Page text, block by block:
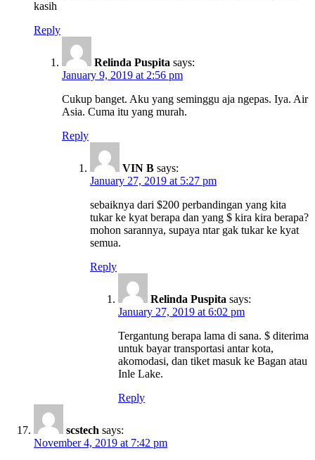
kasih
Reply
Relinda Puspita says:
January 9, 2019 at 2:56 pm
Cukup banget. Aku yang seminggu aja ngepas. Iya. Air
Asia. Cuma itu yang murah.
Reply
VIN B says:
January 27, 2019 at 5:27 pm
sebaiknya dari $200 perbandingan yang kita
tukar ke kyat berapa dan yang $ kira kira berapa?
mohon sarannya, supaya ntar gak tukar ke kyat
semua.
Reply
Relinda Puspita says:
January 27, 2019 at 6:02 pm
Tergantung berapa lama di sana. $ diterima
untuk bayar transportasi antar kota,
akomodasi, dan tiket masuk ke Bagan atau
Inle Lake.
Reply
scstech says:
November 4, 2019 at 7:42 pm